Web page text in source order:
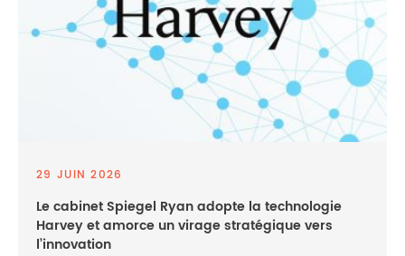
29 JUIN 2026
Le cabinet Spiegel Ryan adopte la technologie
Harvey et amorce un virage stratégique vers
l’innovation